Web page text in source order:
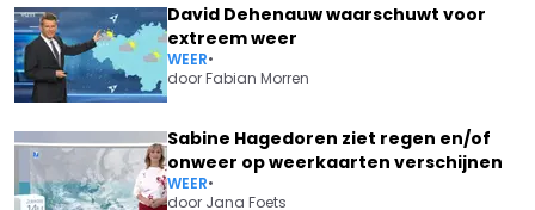
David Dehenauw waarschuwt voor
extreem weer
WEER•
doorFabian Morren
Sabine Hagedoren ziet regen en/of
onweer op weerkaarten verschijnen
WEER•
door Jana Foets